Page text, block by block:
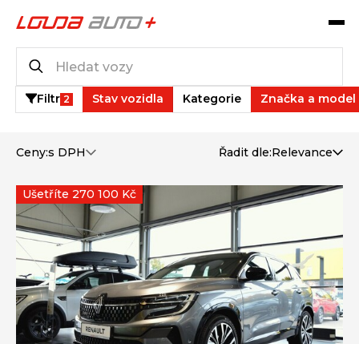
Filtr 2 Stav vozidla Kategorie Značka a model
Ceny:s DPH Řadit dle:Relevance
Ušetříte 270 100 Kč